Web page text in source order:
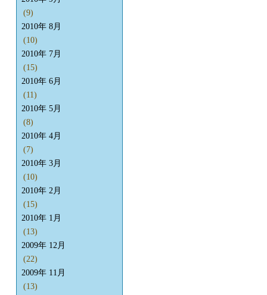
(9)
2010年 8月
(10)
2010年 7月
(15)
2010年 6月
(11)
2010年 5月
(8)
2010年 4月
(7)
2010年 3月
(10)
2010年 2月
(15)
2010年 1月
(13)
2009年 12月
(22)
2009年 11月
(13)